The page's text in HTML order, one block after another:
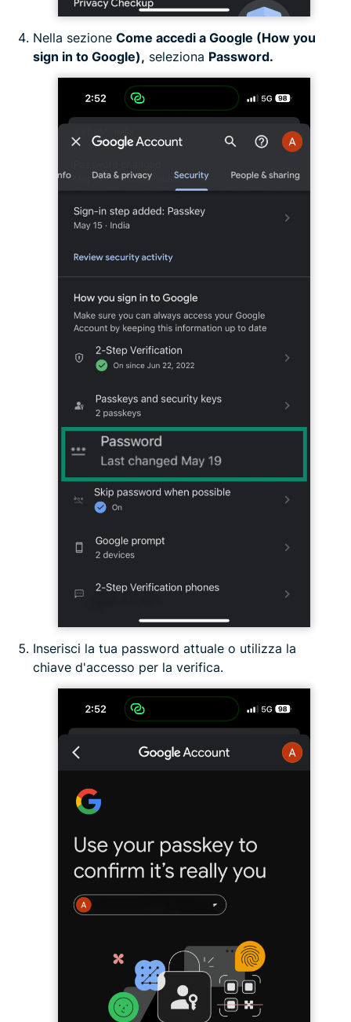
Nella sezione Come accedi a Google (How you
sign in to Google), seleziona Password.
Inserisci la tua password attuale o utilizza la
chiave d'accesso per la verifica.